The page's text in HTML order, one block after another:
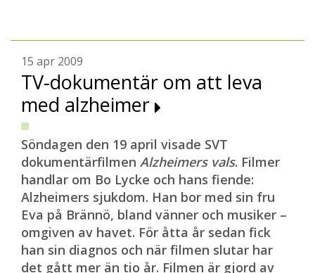
15 apr 2009
TV-dokumentär om att leva
med alzheimer
Söndagen den 19 april visade SVT
dokumentärfilmen Alzheimers vals. Filmer
handlar om Bo Lycke och hans fiende:
Alzheimers sjukdom. Han bor med sin fru
Eva på Brännö, bland vänner och musiker –
omgiven av havet. För åtta år sedan fick
han sin diagnos och när filmen slutar har
det gått mer än tio år. Filmen är gjord av